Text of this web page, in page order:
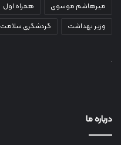
میرهاشم موسوی
همراه اول
وزیر بهداشت
گردشگری سلامت
درباره ما